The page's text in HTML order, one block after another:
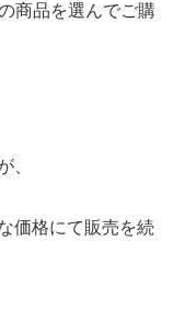
商品を選んでご購
、
価格にて販売を続